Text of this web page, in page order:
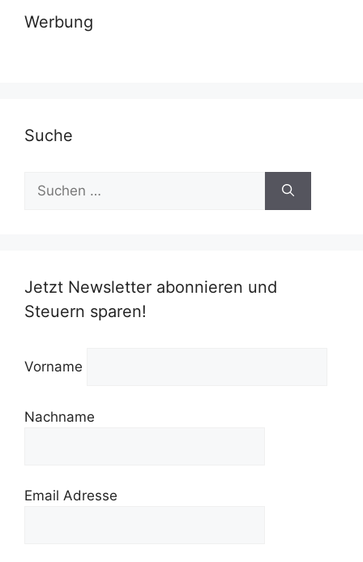
Werbung
Suche
Suchen
nach:
Jetzt Newsletter abonnieren und
Steuern sparen!
Vorname
Nachname
Email Adresse